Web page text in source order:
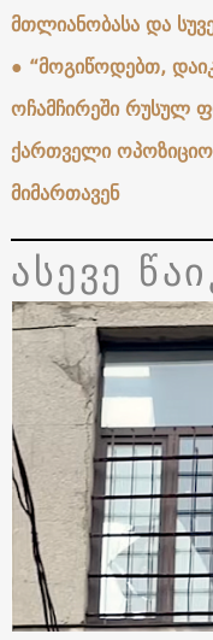
მთლიანობასა და
● “მოგიწოდებთ,
ოჩამჩირეში რუსულ
ქართველი
მიმართავენ
ასევე